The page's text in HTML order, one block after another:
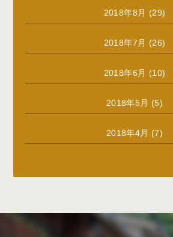
2018年8月 (29)
2018年7月 (26)
2018年6月 (10)
2018年5月 (5)
2018年4月 (7)